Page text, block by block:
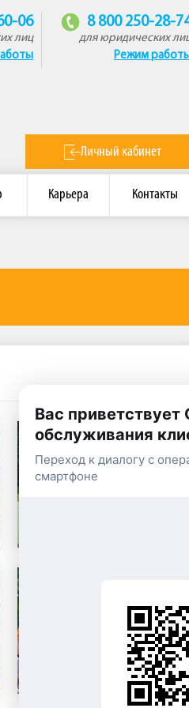
06
лиц
8 800 250-28-
для юридических
Режим
Личный кабинет
Карьера Контакты
Вас приветствует
обслуживания
Переход к диалогу с
смартфоне